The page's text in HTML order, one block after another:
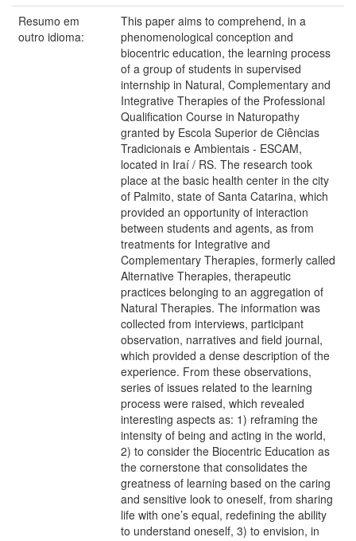
Resumo em
outro idioma:
This paper aims to comprehend, in a
phenomenological conception and
biocentric education, the learning process
of a group of students in supervised
internship in Natural, Complementary and
Integrative Therapies of the Professional
Qualification Course in Naturopathy
granted by Escola Superior de Ciências
Tradicionais e Ambientais - ESCAM,
located in Iraí / RS. The research took
place at the basic health center in the city
of Palmito, state of Santa Catarina, which
provided an opportunity of interaction
between students and agents, as from
treatments for Integrative and
Complementary Therapies, formerly called
Alternative Therapies, therapeutic
practices belonging to an aggregation of
Natural Therapies. The information was
collected from interviews, participant
observation, narratives and field journal,
which provided a dense description of the
experience. From these observations,
series of issues related to the learning
process were raised, which revealed
interesting aspects as: 1) reframing the
intensity of being and acting in the world,
2) to consider the Biocentric Education as
the cornerstone that consolidates the
greatness of learning based on the caring
and sensitive look to oneself, from sharing
life with one’s equal, redefining the ability
to understand oneself, 3) to envision, in